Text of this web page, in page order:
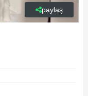
paylaş